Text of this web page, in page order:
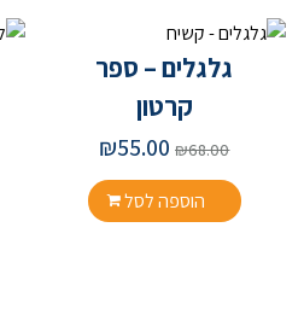
גלגלים – ספר
קרטון
₪68.00
₪55.00
הוספה לסל